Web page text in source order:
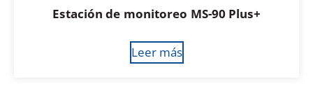
Estación de monitoreo MS-90 Plus+
Leer más